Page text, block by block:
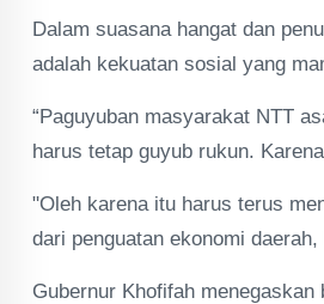
Dalam suasana hangat dan
adalah kekuatan sosial yang
“Paguyuban masyarakat NTT
harus tetap guyub rukun.
"Oleh karena itu harus terus
dari penguatan ekonomi
Gubernur Khofifah